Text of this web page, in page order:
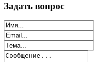
Задать вопрос